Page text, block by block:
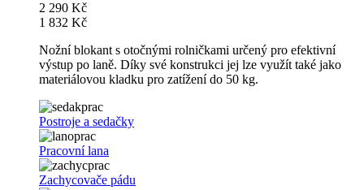
2 290 Kč
1 832 Kč
Nožní blokant s otočnými rolničkami určený pro efektivní
výstup po laně. Díky své konstrukci jej lze využít také jako
materiálovou kladku pro zatížení do 50 kg.
Postroje a sedačky
Pracovní lana
Zachycovače pádu